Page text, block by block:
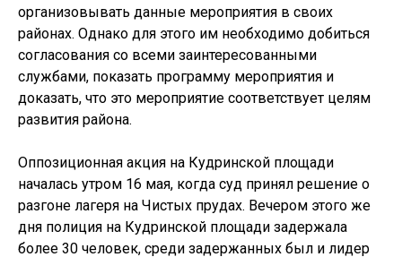
организовывать данные мероприятия в своих
районах. Однако для этого им необходимо добиться
согласования со всеми заинтересованными
службами, показать программу мероприятия и
доказать, что это мероприятие соответствует целям
развития района.
Оппозиционная акция на Кудринской площади
началась утром 16 мая, когда суд принял решение о
разгоне лагеря на Чистых прудах. Вечером этого же
дня полиция на Кудринской площади задержала
более 30 человек, среди задержанных был и лидер